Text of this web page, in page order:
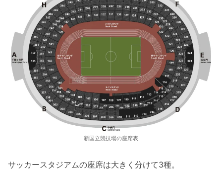
新国立競技場の座席表
サッカースタジアムの座席は大きく分けて3種。